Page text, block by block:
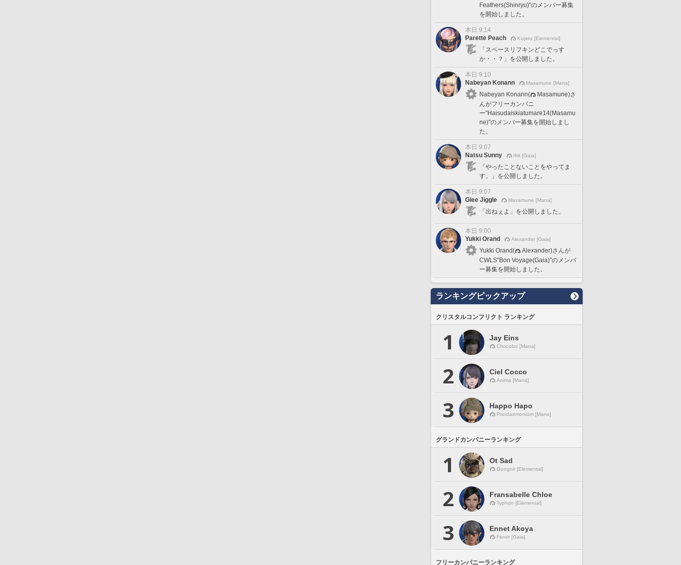
Feathers(Shinryu)"のメンバー募集
を開始しました。
本日 9:14
Parette Peach
Kujata [Elemental]
「スペースリフキンどこでっす
か・・？」を公開しました。
本日 9:10
Nabeyan Konann
Masamune [Mana]
Nabeyan Konann(
Masamune)さ
んがフリーカンパニ
ー"Haisudaiskiatumare14(Masamu
ne)"のメンバー募集を開始しまし
た。
本日 9:07
Natsu Sunny
Ifrit [Gaia]
「やったことないことをやってま
す。」を公開しました。
本日 9:07
Glee Jiggle
Masamune [Mana]
「出ねぇよ」を公開しました。
本日 9:00
Yukki Orand
Alexander [Gaia]
Yukki Orand(
Alexander)さんが
CWLS"Bon Voyage(Gaia)"のメンバ
ー募集を開始しました。
ランキングピックアップ
クリスタルコンフリクト ランキング
1 Jay Eins
Chocobo [Mana]
2 Ciel Cocco
Anima [Mana]
3 Happo Hapo
Pandaemonium [Mana]
グランドカンパニーランキング
1 Ot Sad
Gungnir [Elemental]
2 Fransabelle Chloe
Typhon [Elemental]
3 Ennet Akoya
Fenrir [Gaia]
フリーカンパニーランキング